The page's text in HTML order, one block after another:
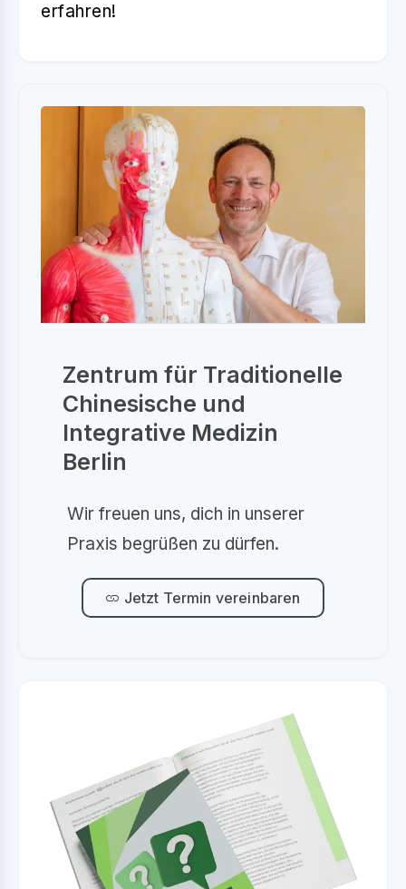
erfahren!
Zentrum für Traditionelle
Chinesische und
Integrative Medizin
Berlin
Wir freuen uns, dich in unserer
Praxis begrüßen zu dürfen.
Jetzt Termin vereinbaren